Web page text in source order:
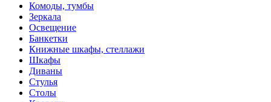
Комоды, тумбы
Зеркала
Освещение
Банкетки
Книжные шкафы, стеллажи
Шкафы
Диваны
Стулья
Столы